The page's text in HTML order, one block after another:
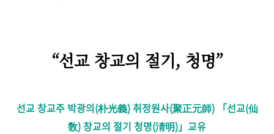
“선교 창교의 절기, 청명”
선교 창교주 박광의(朴光義) 취정원사(聚正元師) 「선교(仙
敎) 창교의 절기 청명(淸明)」교유